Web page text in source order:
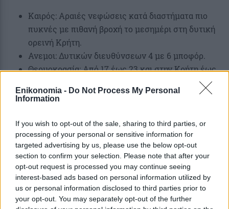
Enikonomia - Do Not Process My Personal
Information
If you wish to opt-out of the sale, sharing to third parties, or
processing of your personal or sensitive information for
targeted advertising by us, please use the below opt-out
section to confirm your selection. Please note that after your
opt-out request is processed you may continue seeing
interest-based ads based on personal information utilized by
us or personal information disclosed to third parties prior to
your opt-out. You may separately opt-out of the further
Καιρός: Αραιές νεφώσεις κατά διαστήματα πιο
πυκνές με πιθανή βροχή το μεσημέρι στη δυτική
ορεινή Κρήτη.
Ανεμοι: Δυτικών διευθύνσεων 4 με 6 μποφόρ.
Θερμοκρασία: Από 17 έως 23 και στην Κρήτη έως
ΝΗΣΙΑ ΑΝΑΤΟΛΙΚΟΥ ΑΙΓΑΙΟΥ –
ΔΩΔΕΚΑΝΗΣΑ
Καιρός: Αραιές νεφώσεις κατά διαστήματα πιο
πυκνές.
Ανεμοι: Δυτικοί νοτιοδυτικοί 4 με 5, στα
Δωδεκάνησα τοπικά 6 μποφόρ.
Θερμοκρασία: Από 14 έως 22 με 23, τοπικά στα